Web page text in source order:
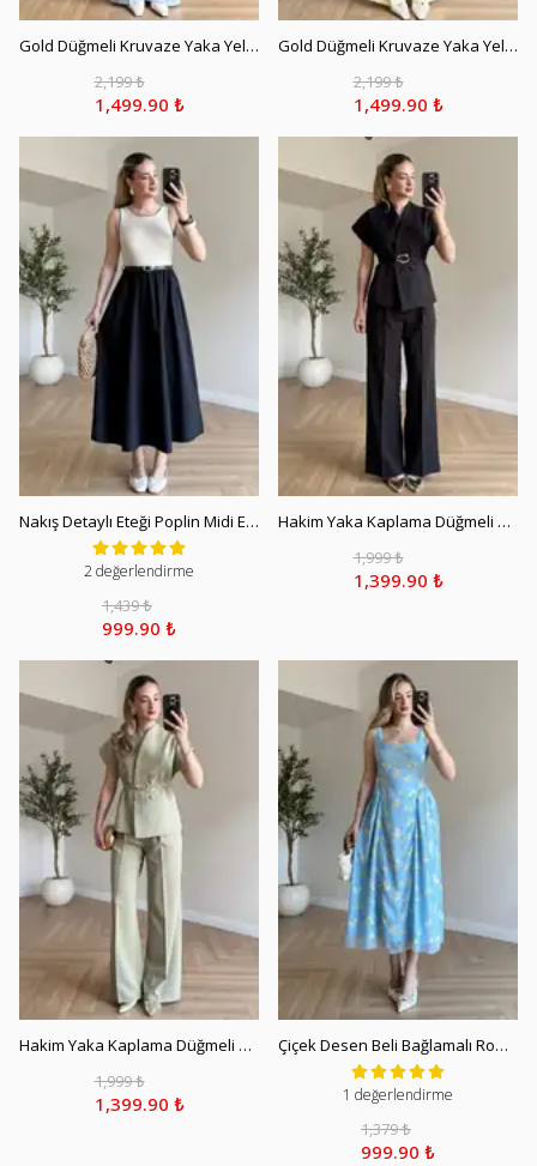
Gold Düğmeli Kruvaze Yaka Yelek Pantolon Takım - Bebe Mavi
2,199 ₺
1,499.90 ₺
Gold Düğmeli Kruvaze Yaka Yelek Pantolon Takım - Sarı
2,199 ₺
1,499.90 ₺
Nakış Detaylı Eteği Poplin Midi Elbise - Siyah
2 değerlendirme
1,439 ₺
999.90 ₺
Hakim Yaka Kaplama Düğmeli Yelekli Takım - Siyah
1,999 ₺
1,399.90 ₺
Hakim Yaka Kaplama Düğmeli Yelekli Takım - Açık Yeşil
1,999 ₺
1,399.90 ₺
Çiçek Desen Beli Bağlamalı Romantik Elbise - Bebe Mavi
1 değerlendirme
1,379 ₺
999.90 ₺